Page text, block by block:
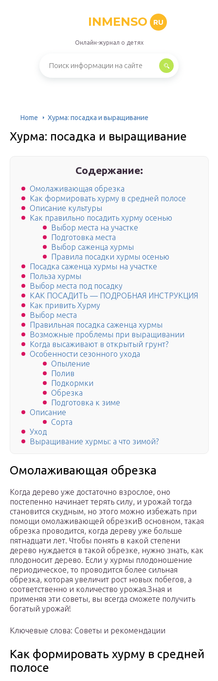
INMENSO RU
Онлайн-журнал о детях
Home Хурма: посадка и выращивание
Хурма: посадка и выращивание
Содержание:
Омолаживающая обрезка
Как формировать хурму в средней полосе
Описание культуры
Как правильно посадить хурму осенью
Выбор места на участке
Подготовка места
Выбор саженца хурмы
Правила посадки хурмы осенью
Посадка саженца хурмы на участке
Польза хурмы
Выбор места под посадку
КАК ПОСАДИТЬ — ПОДРОБНАЯ ИНСТРУКЦИЯ
Как привить Хурму
Выбор места
Правильная посадка саженца хурмы
Возможные проблемы при выращивании
Когда высаживают в открытый грунт?
Особенности сезонного ухода
Опыление
Полив
Подкормки
Обрезка
Подготовка к зиме
Описание
Сорта
Уход
Выращивание хурмы: а что зимой?
Омолаживающая обрезка
Когда дерево уже достаточно взрослое, оно
постепенно начинает терять силу, и урожай тогда
становится скудным, но этого можно избежать при
помощи омолаживающей обрезкиВ основном, такая
обрезка проводится, когда дереву уже больше
пятнадцати лет. Чтобы понять в какой степени
дерево нуждается в такой обрезке, нужно знать, как
плодоносит дерево. Если у хурмы плодоношение
периодическое, то проводится более сильная
обрезка, которая увеличит рост новых побегов, а
соответственно и количество урожая.Зная и
применяя эти советы, вы всегда сможете получить
богатый урожай!
Ключевые слова: Советы и рекомендации
Как формировать хурму в средней
полосе